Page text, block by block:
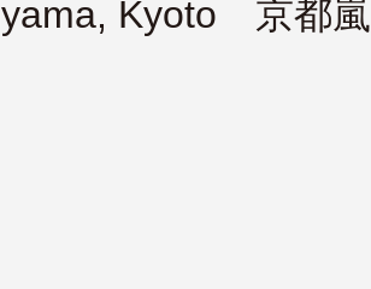
Kyoto 京都嵐